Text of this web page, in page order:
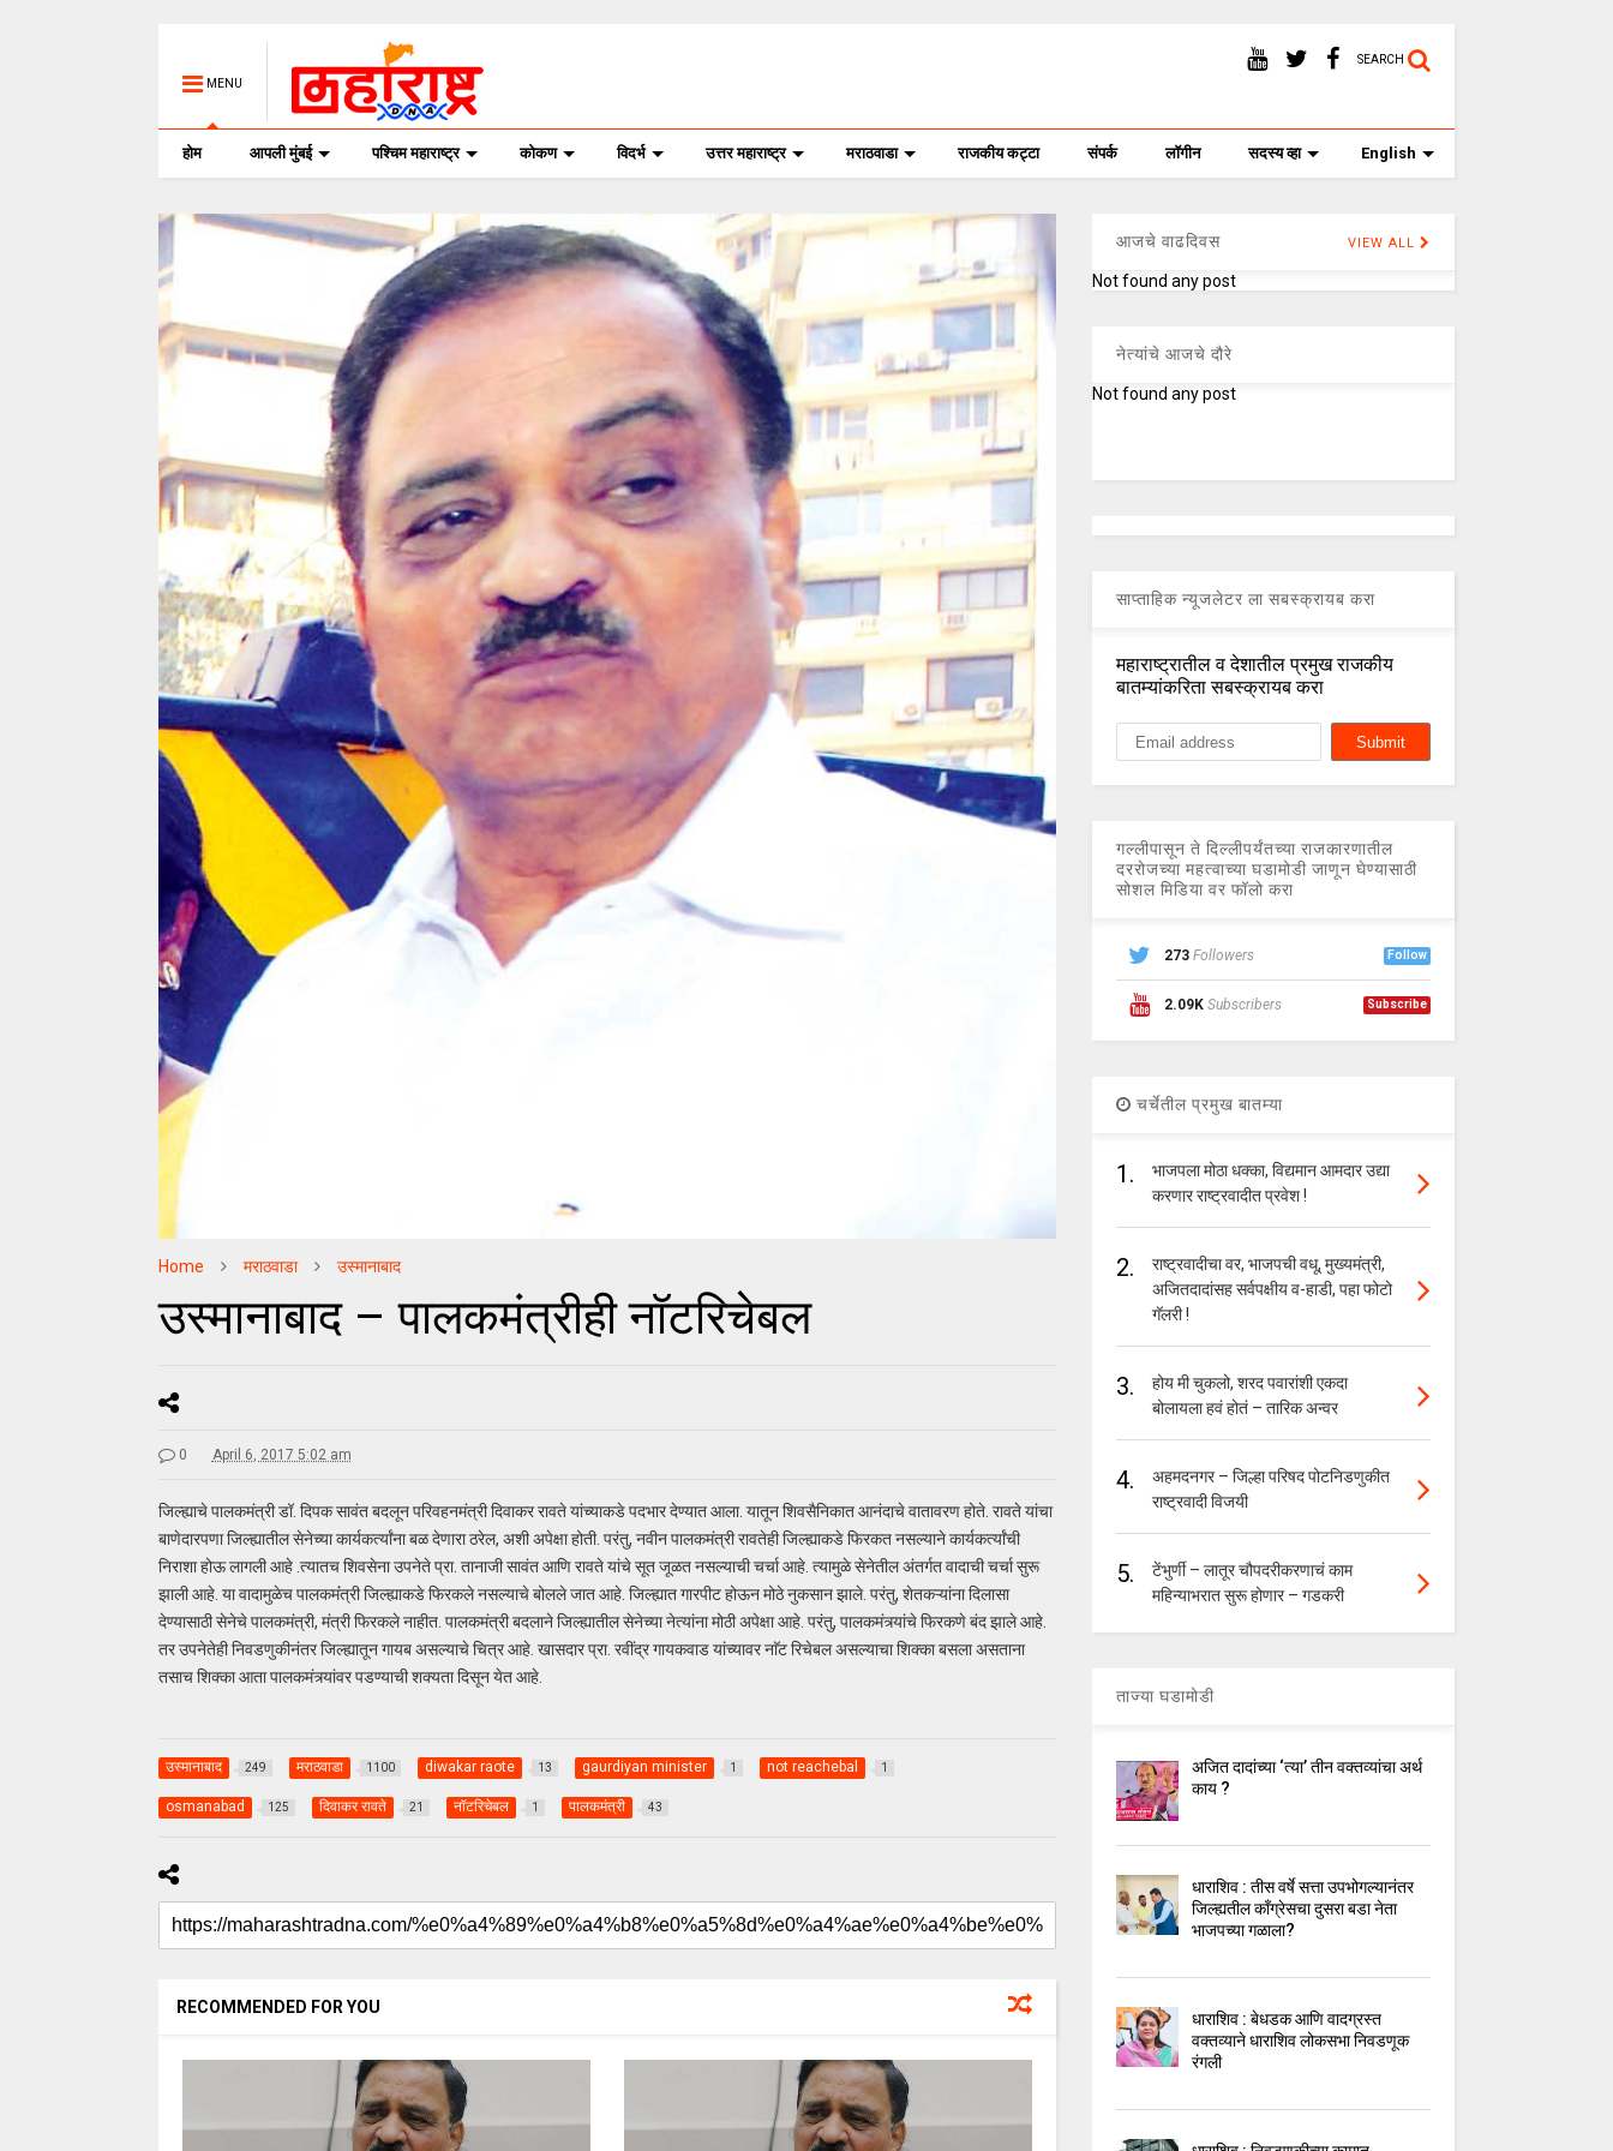
MENU
SEARCH
होम आपली मुंबई पश्चिम महाराष्ट्र कोकण विदर्भ उत्तर महाराष्ट्र मराठवाडा राजकीय कट्टा संपर्क लॉगीन सदस्य व्हा English
Home मराठवाडा उस्मानाबाद
उस्मानाबाद – पालकमंत्रीही नॉटरिचेबल
0 April 6, 2017 5:02 am
जिल्ह्याचे पालकमंत्री डॉ. दिपक सावंत बदलून परिवहनमंत्री दिवाकर रावते यांच्याकडे पदभार देण्यात आला. यातून शिवसैनिकात आनंदाचे वातावरण होते. रावते यांचा
बाणेदारपणा जिल्ह्यातील सेनेच्या कार्यकर्त्यांना बळ देणारा ठरेल, अशी अपेक्षा होती. परंतु, नवीन पालकमंत्री रावतेही जिल्ह्याकडे फिरकत नसल्याने कार्यकर्त्यांची
निराशा होऊ लागली आहे .त्यातच शिवसेना उपनेते प्रा. तानाजी सावंत आणि रावते यांचे सूत जूळत नसल्याची चर्चा आहे. त्यामुळे सेनेतील अंतर्गत वादाची चर्चा सुरू
झाली आहे. या वादामुळेच पालकमंंत्री जिल्ह्याकडे फिरकले नसल्याचे बोलले जात आहे. जिल्ह्यात गारपीट होऊन मोठे नुकसान झाले. परंतु, शेतकऱ्यांना दिलासा
देण्यासाठी सेनेचे पालकमंत्री, मंत्री फिरकले नाहीत. पालकमंत्री बदलाने जिल्ह्यातील सेनेच्या नेत्यांना मोठी अपेक्षा आहे. परंतु, पालकमंत्र्यांचे फिरकणे बंद झाले आहे.
तर उपनेतेही निवडणुकीनंतर जिल्ह्यातून गायब असल्याचे चित्र आहे. खासदार प्रा. रवींद्र गायकवाड यांच्यावर नाॅट रिचेबल असल्याचा शिक्का बसला असताना
तसाच शिक्का आता पालकमंत्र्यांवर पडण्याची शक्यता दिसून येत आहे.
उस्मानाबाद 249 मराठवाडा 1100 diwakar raote 13 gaurdiyan minister 1 not reachebal 1
osmanabad 125 दिवाकर रावते 21 नॉटरिचेबल 1 पालकमंत्री 43
RECOMMENDED FOR YOU
आजचे वाढदिवस VIEW ALL
Not found any post
नेत्यांचे आजचे दौरे
Not found any post
साप्ताहिक न्यूजलेटर ला सबस्क्रायब करा
महाराष्ट्रातील व देशातील प्रमुख राजकीय
बातम्यांकरिता सबस्क्रायब करा
गल्लीपासून ते दिल्लीपर्यंतच्या राजकारणातील
दररोजच्या महत्वाच्या घडामोडी जाणून घेण्यासाठी
सोशल मिडिया वर फॉलो करा
273 Followers Follow
2.09K Subscribers Subscribe
चर्चेतील प्रमुख बातम्या
1.
भाजपला मोठा धक्का, विद्यमान आमदार उद्या
करणार राष्ट्रवादीत प्रवेश !
2.
राष्ट्रवादीचा वर, भाजपची वधू, मुख्यमंत्री,
अजितदादांसह सर्वपक्षीय व-हाडी, पहा फोटो
गॅलरी !
3.
होय मी चुकलो, शरद पवारांशी एकदा
बोलायला हवं होतं – तारिक अन्वर
4.
अहमदनगर – जिल्हा परिषद पोटनिडणुकीत
राष्ट्रवादी विजयी
5.
टेंभुर्णी – लातूर चौपदरीकरणाचं काम
महिन्याभरात सुरू होणार – गडकरी
ताज्या घडामोडी
अजित दादांच्या ‘त्या’ तीन वक्तव्यांचा अर्थ
काय ?
धाराशिव : तीस वर्षे सत्ता उपभोगल्यानंतर
जिल्ह्यतील कॉंग्रेसचा दुसरा बडा नेता
भाजपच्या गळाला?
धाराशिव : बेधडक आणि वादग्रस्त
वक्तव्याने धाराशिव लोकसभा निवडणूक
रंगली